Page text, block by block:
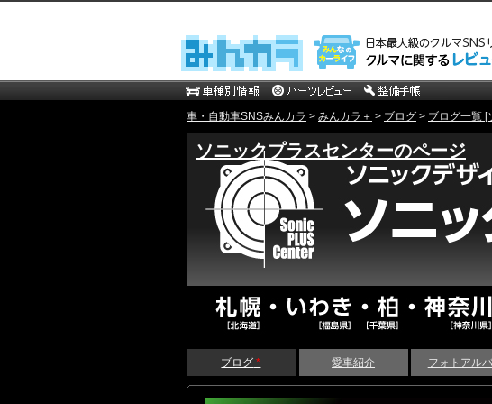
車・自動車SNSみんカラ > みんカラ＋ > ブログ > ブログ一覧 [
ソニックプラスセンターのページ
ブログ * 愛車紹介 フォトアル